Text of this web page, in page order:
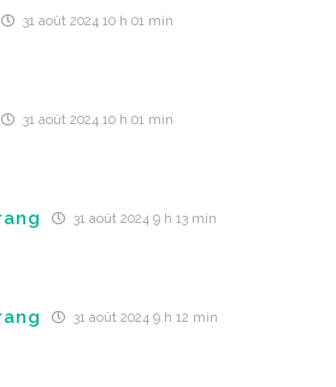
31 août 2024 10 h 01 min
31 août 2024 10 h 01 min
31 août 2024 9 h 13 min
31 août 2024 9 h 12 min